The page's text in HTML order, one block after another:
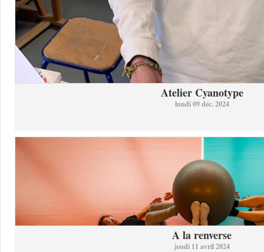
Atelier Cyanotype
lundi 09 déc. 2024
A la renverse
jeudi 11 avril 2024